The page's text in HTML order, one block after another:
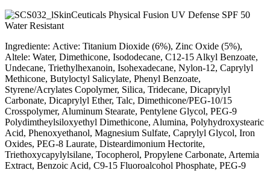
SkinCeuticals Physical Fusion UV Defense SPF 50
Water Resistant
Ingrediente: Active: Titanium Dioxide (6%), Zinc Oxide (5%),
Altele: Water, Dimethicone, Isododecane, C12-15 Alkyl Benzoate,
Undecane, Triethylhexanoin, Isohexadecane, Nylon-12, Caprylyl
Methicone, Butyloctyl Salicylate, Phenyl Benzoate,
Styrene/Acrylates Copolymer, Silica, Tridecane, Dicaprylyl
Carbonate, Dicaprylyl Ether, Talc, Dimethicone/PEG-10/15
Crosspolymer, Aluminum Stearate, Pentylene Glycol, PEG-9
Polydimtheylsiloxyethyl Dimethicone, Alumina, Polyhydroxystearic
Acid, Phenoxyethanol, Magnesium Sulfate, Caprylyl Glycol, Iron
Oxides, PEG-8 Laurate, Disteardimonium Hectorite,
Triethoxycapylylsilane, Tocopherol, Propylene Carbonate, Artemia
Extract, Benzoic Acid, C9-15 Fluoroalcohol Phosphate, PEG-9